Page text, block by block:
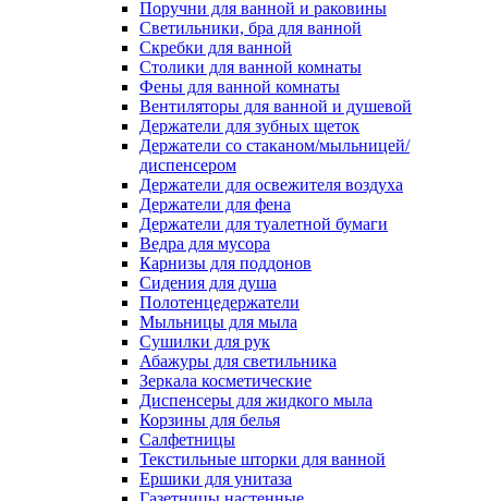
Поручни для ванной и раковины
Светильники, бра для ванной
Скребки для ванной
Столики для ванной комнаты
Фены для ванной комнаты
Вентиляторы для ванной и душевой
Держатели для зубных щеток
Держатели со стаканом/мыльницей/
диспенсером
Держатели для освежителя воздуха
Держатели для фена
Держатели для туалетной бумаги
Ведра для мусора
Карнизы для поддонов
Сидения для душа
Полотенцедержатели
Мыльницы для мыла
Сушилки для рук
Абажуры для светильника
Зеркала косметические
Диспенсеры для жидкого мыла
Корзины для белья
Салфетницы
Текстильные шторки для ванной
Ершики для унитаза